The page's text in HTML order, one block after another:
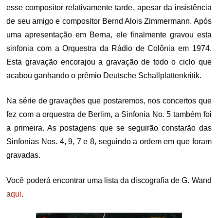
esse compositor relativamente tarde, apesar da insistência
de seu amigo e compositor Bernd Alois Zimmermann. Após
uma apresentação em Berna, ele finalmente gravou esta
sinfonia com a Orquestra da Rádio de Colônia em 1974.
Esta gravação encorajou a gravação de todo o ciclo que
acabou ganhando o prêmio Deutsche Schallplattenkritik.
Na série de gravações que postaremos, nos concertos que
fez com a orquestra de Berlim, a Sinfonia No. 5 também foi
a primeira. As postagens que se seguirão constarão das
Sinfonias Nos. 4, 9, 7 e 8, seguindo a ordem em que foram
gravadas.
Você poderá encontrar uma lista da discografia de G. Wand
aqui.